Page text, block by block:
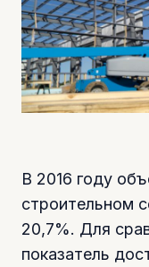
В 2016 году
строительном
20,7%. Для
показатель